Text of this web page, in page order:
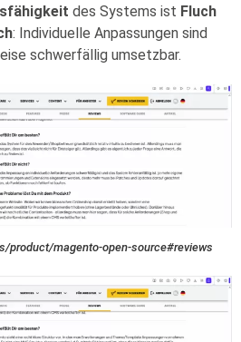
des Systems ist Fluch
: Individuelle Anpassungen sind
schwerfällig umsetzbar.
product/magento-open-source#reviews